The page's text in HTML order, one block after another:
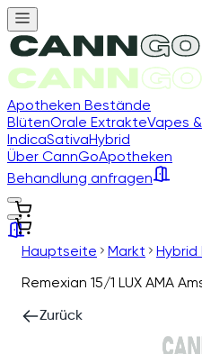
Apotheken Bestände
BlütenOrale ExtrakteVapes
IndicaSativaHybrid
Über CannGoApotheken
Behandlung anfragen
Hauptseite Markt
Remexian 15/1 LUX AMA
Zurück